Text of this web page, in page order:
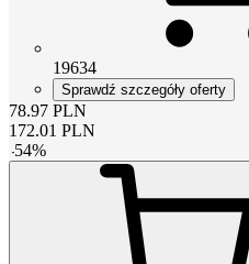
19634
Sprawdź szczegóły oferty
78.97 PLN
172.01 PLN
-54%